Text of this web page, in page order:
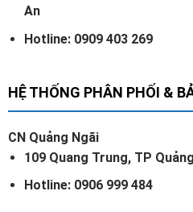
An
Hotline: 0909 403 269
HỆ THỐNG PHÂN PHỐI &
CN Quảng Ngãi
109 Quang Trung, TP
Hotline: 0906 999 484